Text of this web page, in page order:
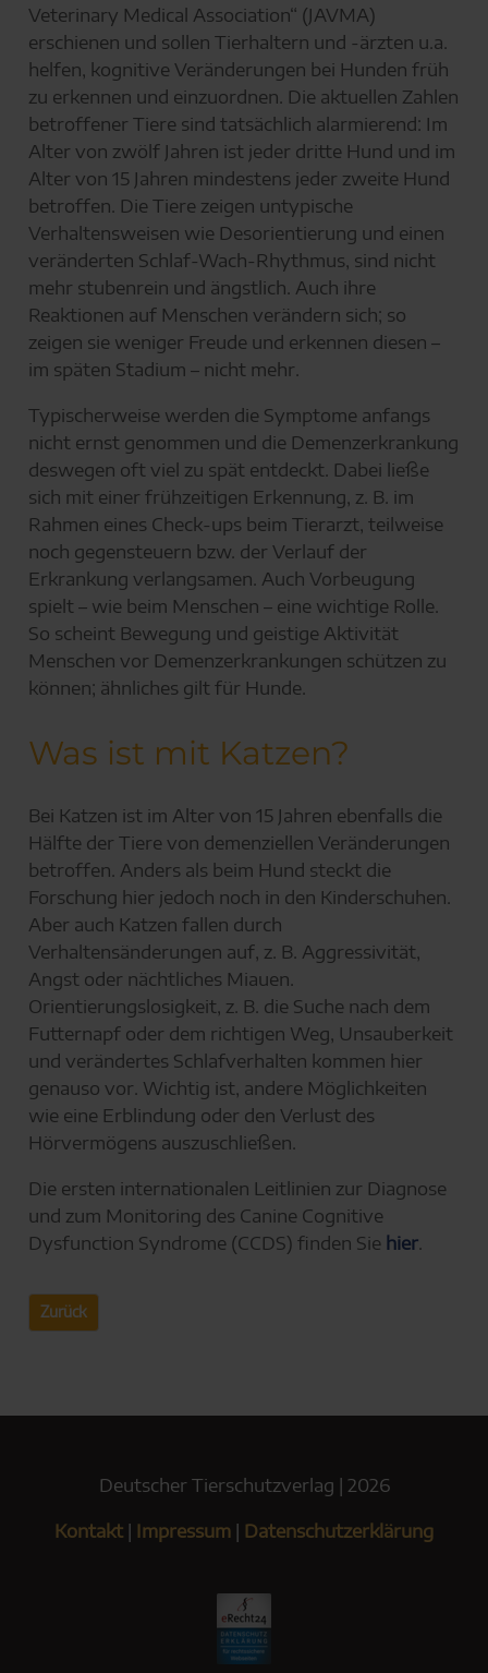
Veterinary Medical Association“ (JAVMA)
erschienen und sollen Tierhaltern und -ärzten u.a.
helfen, kognitive Veränderungen bei Hunden früh
zu erkennen und einzuordnen. Die aktuellen Zahlen
betroffener Tiere sind tatsächlich alarmierend: Im
Alter von zwölf Jahren ist jeder dritte Hund und im
Alter von 15 Jahren mindestens jeder zweite Hund
betroffen. Die Tiere zeigen untypische
Verhaltensweisen wie Desorientierung und einen
veränderten Schlaf-Wach-Rhythmus, sind nicht
mehr stubenrein und ängstlich. Auch ihre
Reaktionen auf Menschen verändern sich; so
zeigen sie weniger Freude und erkennen diesen –
im späten Stadium – nicht mehr.
Typischerweise werden die Symptome anfangs
nicht ernst genommen und die Demenzerkrankung
deswegen oft viel zu spät entdeckt. Dabei ließe
sich mit einer frühzeitigen Erkennung, z. B. im
Rahmen eines Check-ups beim Tierarzt, teilweise
noch gegensteuern bzw. der Verlauf der
Erkrankung verlangsamen. Auch Vorbeugung
spielt – wie beim Menschen – eine wichtige Rolle.
So scheint Bewegung und geistige Aktivität
Menschen vor Demenzerkrankungen schützen zu
können; ähnliches gilt für Hunde.
Was ist mit Katzen?
Bei Katzen ist im Alter von 15 Jahren ebenfalls die
Hälfte der Tiere von demenziellen Veränderungen
betroffen. Anders als beim Hund steckt die
Forschung hier jedoch noch in den Kinderschuhen.
Aber auch Katzen fallen durch
Verhaltensänderungen auf, z. B. Aggressivität,
Angst oder nächtliches Miauen.
Orientierungslosigkeit, z. B. die Suche nach dem
Futternapf oder dem richtigen Weg, Unsauberkeit
und verändertes Schlafverhalten kommen hier
genauso vor. Wichtig ist, andere Möglichkeiten
wie eine Erblindung oder den Verlust des
Hörvermögens auszuschließen.
Die ersten internationalen Leitlinien zur Diagnose
und zum Monitoring des Canine Cognitive
Dysfunction Syndrome (CCDS) finden Sie hier.
Zurück
Deutscher Tierschutzverlag | 2026
Kontakt | Impressum | Datenschutzerklärung